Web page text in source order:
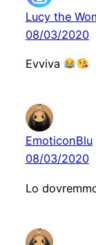
Lucy the
08/03/2020
Evviva
EmoticonBlu
08/03/2020
Lo